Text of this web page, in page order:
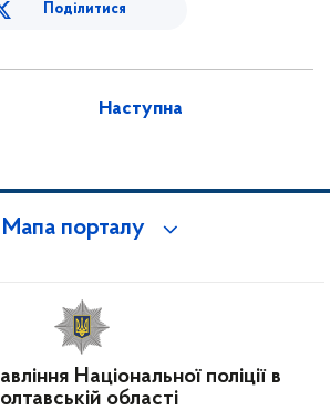
Поділитися
Наступна
Мапа порталу
Національної поліції в
області